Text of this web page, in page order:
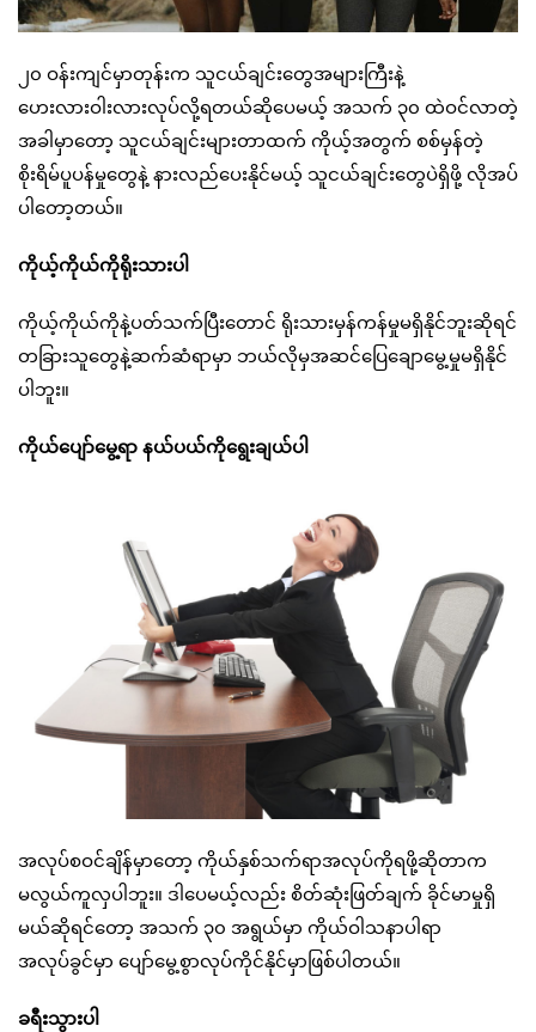
၂၀ ဝန်းကျင်မှာတုန်းက သူငယ်ချင်းတွေအများကြီးနဲ့
ဟေးလားဝါးလားလုပ်လို့ရတယ်ဆိုပေမယ့် အသက် ၃၀ ထဲဝင်လာတဲ့
အခါမှာတော့ သူငယ်ချင်းများတာထက် ကိုယ့်အတွက် စစ်မှန်တဲ့
စိုးရိမ်ပူပန်မှုတွေနဲ့ နားလည်ပေးနိုင်မယ့် သူငယ်ချင်းတွေပဲရှိဖို့ လိုအပ်
ပါတော့တယ်။
ကိုယ့်ကိုယ်ကိုရိုးသားပါ
ကိုယ့်ကိုယ်ကိုနဲ့ပတ်သက်ပြီးတောင် ရိုးသားမှန်ကန်မှုမရှိနိုင်ဘူးဆိုရင်
တခြားသူတွေနဲ့ဆက်ဆံရာမှာ ဘယ်လိုမှအဆင်ပြေချောမွေ့မှုမရှိနိုင်
ပါဘူး။
ကိုယ်ပျော်မွေ့ရာ နယ်ပယ်ကိုရွေးချယ်ပါ
အလုပ်စဝင်ချိန်မှာတော့ ကိုယ်နှစ်သက်ရာအလုပ်ကိုရဖို့ဆိုတာက
မလွယ်ကူလှပါဘူး။ ဒါပေမယ့်လည်း စိတ်ဆုံးဖြတ်ချက် ခိုင်မာမှုရှိ
မယ်ဆိုရင်တော့ အသက် ၃၀ အရွယ်မှာ ကိုယ်ဝါသနာပါရာ
အလုပ်ခွင်မှာ ပျော်မွေ့စွာလုပ်ကိုင်နိုင်မှာဖြစ်ပါတယ်။
ခရီးသွားပါ